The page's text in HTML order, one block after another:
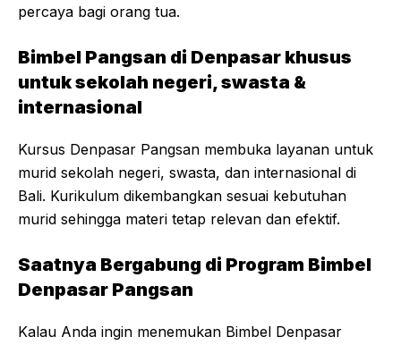
percaya bagi orang tua.
Bimbel Pangsan di Denpasar khusus
untuk sekolah negeri, swasta &
internasional
Kursus Denpasar Pangsan membuka layanan untuk
murid sekolah negeri, swasta, dan internasional di
Bali. Kurikulum dikembangkan sesuai kebutuhan
murid sehingga materi tetap relevan dan efektif.
Saatnya Bergabung di Program Bimbel
Denpasar Pangsan
Kalau Anda ingin menemukan Bimbel Denpasar